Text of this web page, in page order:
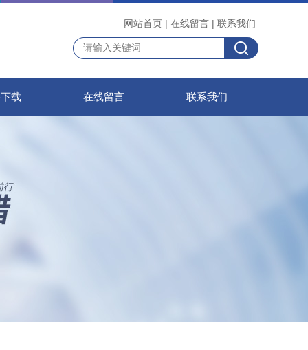
网站首页 | 在线留言 | 联系我们
载 在线留言 联系我们